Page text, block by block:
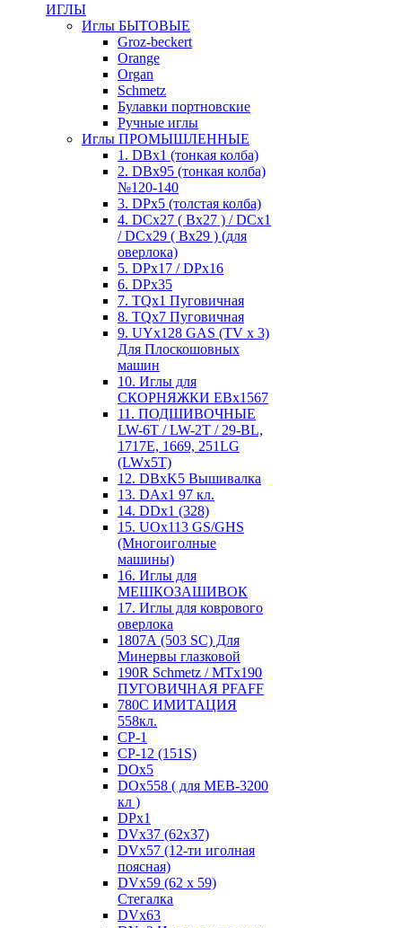
ИГЛЫ
Иглы БЫТОВЫЕ
Groz-beckert
Orange
Organ
Schmetz
Булавки портновские
Ручные иглы
Иглы ПРОМЫШЛЕННЫЕ
1. DBx1 (тонкая колба)
2. DBx95 (тонкая колба)
№120-140
3. DPx5 (толстая колба)
4. DCx27 ( Bx27 ) / DCx1
/ DCx29 ( Bx29 ) (для
оверлока)
5. DPx17 / DPx16
6. DPx35
7. TQx1 Пуговичная
8. TQx7 Пуговичная
9. UYx128 GAS (TV x 3)
Для Плоскошовных
машин
10. Иглы для
СКОРНЯЖКИ EBx1567
11. ПОДШИВОЧНЫЕ
LW-6T / LW-2T / 29-BL,
1717E, 1669, 251LG
(LWx5T)
12. DBxK5 Вышивалка
13. DAx1 97 кл.
14. DDx1 (328)
15. UOx113 GS/GHS
(Многоиголные
машины)
16. Иглы для
МЕШКОЗАШИВОК
17. Иглы для коврового
оверлока
1807А (503 SC) Для
Минервы глазковой
190R Schmetz / MTx190
ПУГОВИЧНАЯ PFAFF
780С ИМИТАЦИЯ
558кл.
CP-1
CP-12 (151S)
DOx5
DOx558 ( для MEB-3200
кл )
DPx1
DVx37 (62x37)
DVx57 (12-ти иголная
поясная)
DVx59 (62 x 59)
Стегалка
DVx63